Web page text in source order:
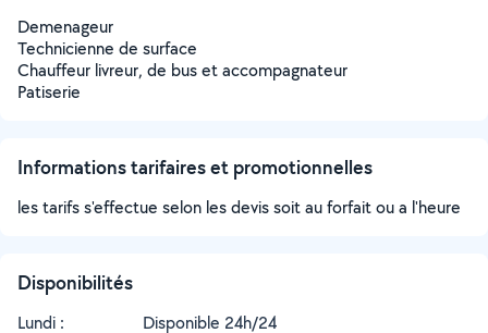
Demenageur
Technicienne de surface
Chauffeur livreur, de bus et accompagnateur
Patiserie
Informations tarifaires et promotionnelles
les tarifs s'effectue selon les devis soit au forfait ou a l'heure
Disponibilités
Lundi : Disponible 24h/24